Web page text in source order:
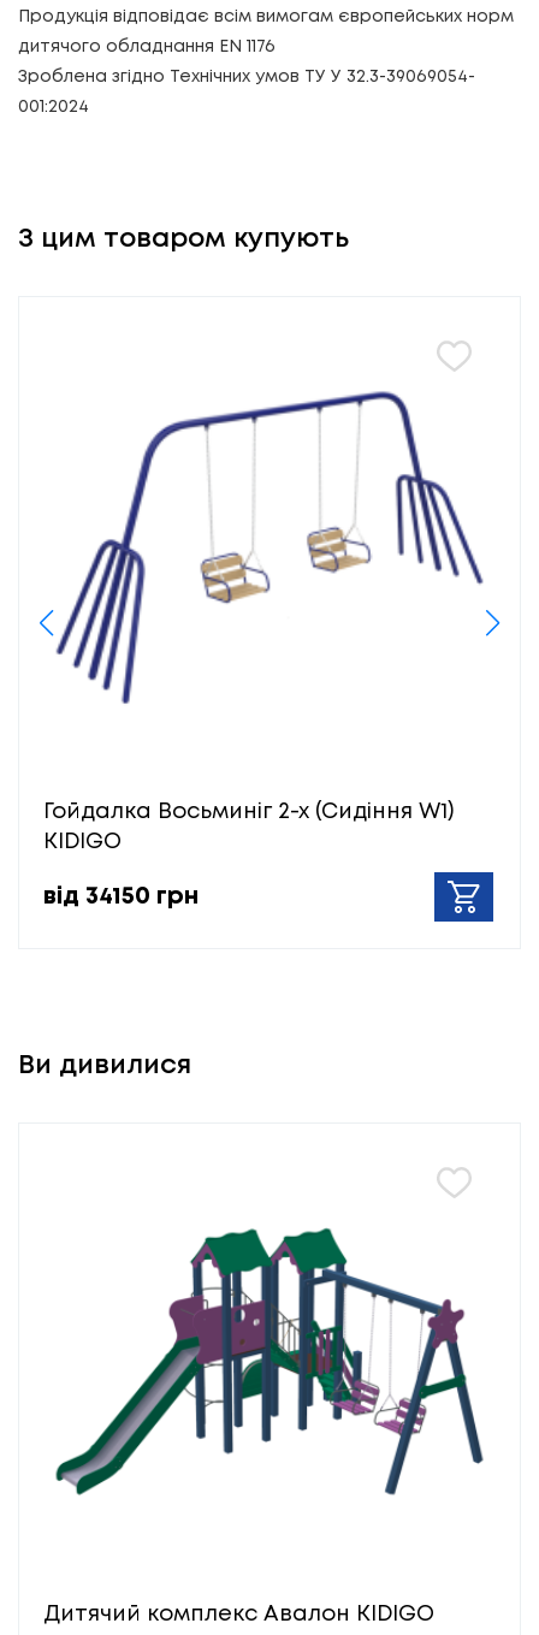
Продукція відповідає всім вимогам європейських норм
дитячого обладнання EN 1176
Зроблена згідно Технічних умов ТУ У 32.3-39069054-
001:2024
З цим товаром купують
Гойдалка Восьминіг 2-х (Сидіння W1)
KIDIGO
від 34150 грн
Ви дивилися
Дитячий комплекс Авалон KIDIGO